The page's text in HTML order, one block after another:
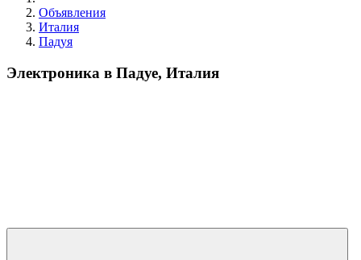
Объявления
Италия
Падуя
Электроника в Падуе, Италия